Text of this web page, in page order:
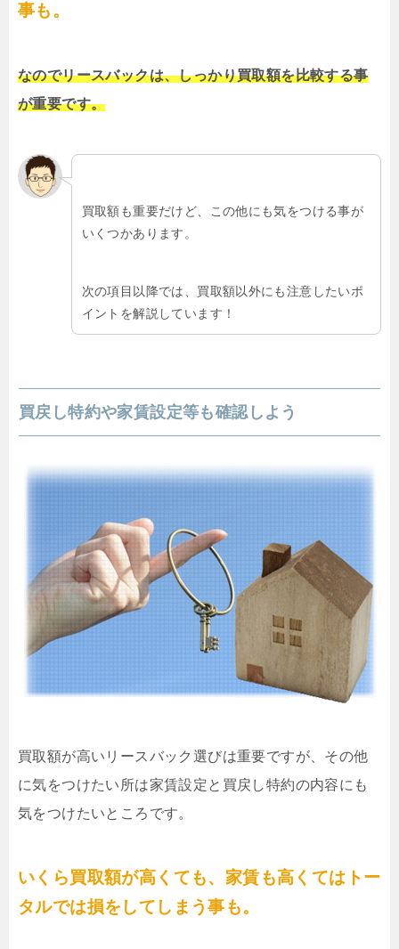
事も。
なのでリースバックは、しっかり買取額を比較する事
が重要です。
買取額も重要だけど、この他にも気をつける事が
いくつかあります。
次の項目以降では、買取額以外にも注意したいポ
イントを解説しています！
買戻し特約や家賃設定等も確認しよう
買取額が高いリースバック選びは重要ですが、その他
に気をつけたい所は家賃設定と買戻し特約の内容にも
気をつけたいところです。
いくら買取額が高くても、家賃も高くてはトー
タルでは損をしてしまう事も。